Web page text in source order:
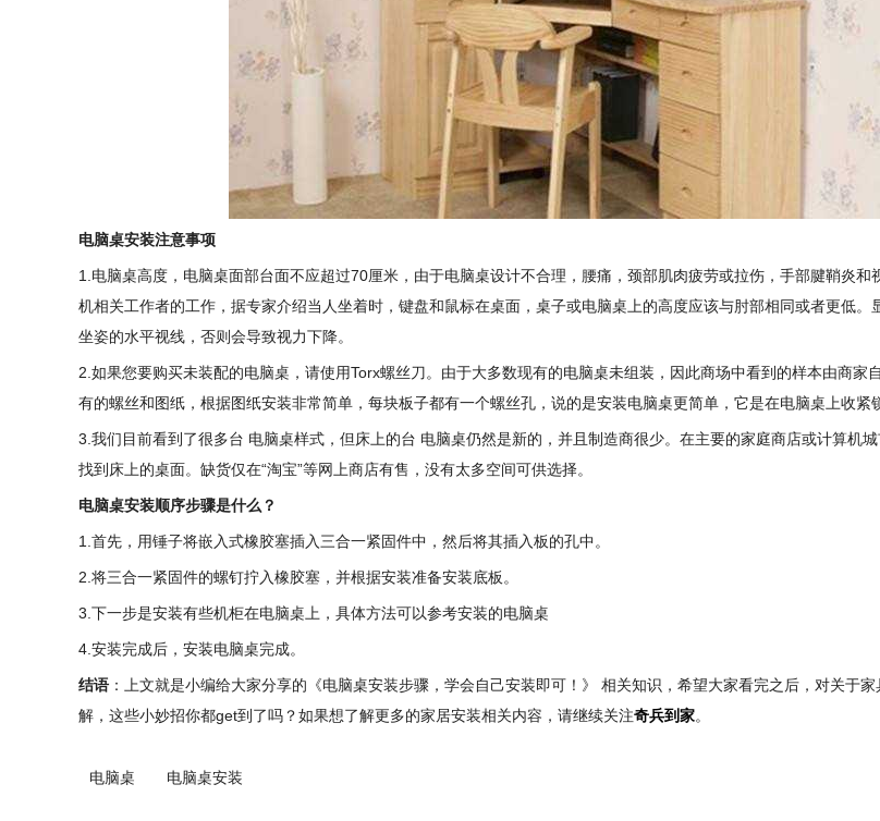
电脑桌安装注意事项
1.电脑桌高度，电脑桌面部台面不应超过70厘米，由于电脑桌设计不合理，腰痛，颈部肌肉疲劳或拉伤，手部腱鞘炎和
机相关工作者的工作，据专家介绍当人坐着时，键盘和鼠标在桌面，桌子或电脑桌上的高度应该与肘部相同或者更低。
坐姿的水平视线，否则会导致视力下降。
2.如果您要购买未装配的电脑桌，请使用Torx螺丝刀。由于大多数现有的电脑桌未组装，因此商场中看到的样本由商家
有的螺丝和图纸，根据图纸安装非常简单，每块板子都有一个螺丝孔，说的是安装电脑桌更简单，它是在电脑桌上收紧
3.我们目前看到了很多台 电脑桌样式，但床上的台 电脑桌仍然是新的，并且制造商很少。在主要的家庭商店或计算机
找到床上的桌面。缺货仅在“淘宝”等网上商店有售，没有太多空间可供选择。
电脑桌安装顺序步骤是什么？
1.首先，用锤子将嵌入式橡胶塞插入三合一紧固件中，然后将其插入板的孔中。
2.将三合一紧固件的螺钉拧入橡胶塞，并根据安装准备安装底板。
3.下一步是安装有些机柜在电脑桌上，具体方法可以参考安装的电脑桌
4.安装完成后，安装电脑桌完成。
结语 ：上文就是小编给大家分享的《电脑桌安装步骤，学会自己安装即可！》 相关知识，希望大家看完之后，对关于
解，这些小妙招你都get到了吗？如果想了解更多的家居安装相关内容，请继续关注奇兵到家。
电脑桌 电脑桌安装